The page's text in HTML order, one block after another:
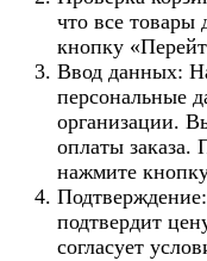
что все товары
кнопку
Ввод данных:
персональные
организации.
оплаты заказа.
нажмите
подтвердит
согласует